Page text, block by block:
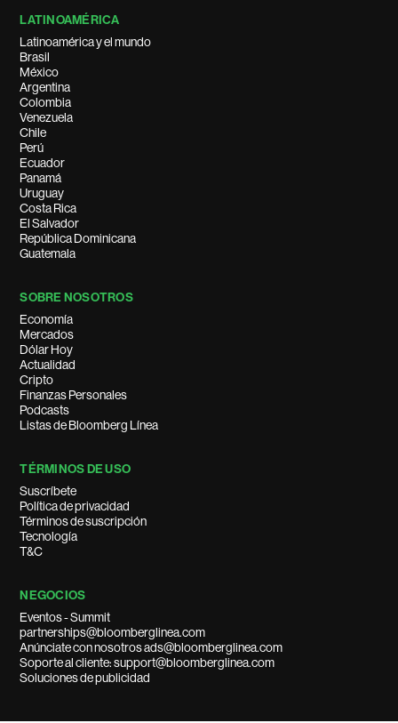
LATINOAMÉRICA
Latinoamérica y el mundo
Brasil
México
Argentina
Colombia
Venezuela
Chile
Perú
Ecuador
Panamá
Uruguay
Costa Rica
El Salvador
República Dominicana
Guatemala
SOBRE NOSOTROS
Economía
Mercados
Dólar Hoy
Actualidad
Cripto
Finanzas Personales
Podcasts
Listas de Bloomberg Línea
TÉRMINOS DE USO
Suscríbete
Política de privacidad
Términos de suscripción
Tecnología
T&C
NEGOCIOS
Eventos - Summit
partnerships@bloomberglinea.com
Anúnciate con nosotros ads@bloomberglinea.com
Soporte al cliente: support@bloomberglinea.com
Soluciones de publicidad